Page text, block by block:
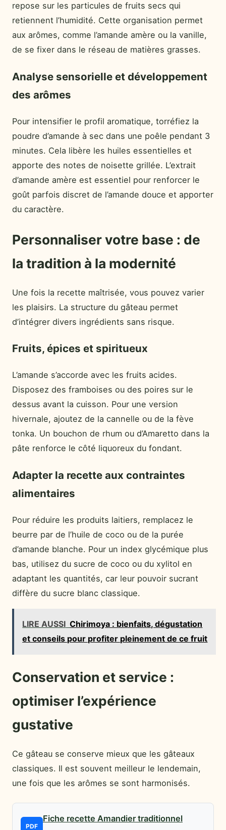
repose sur les particules de fruits secs qui
retiennent l’humidité. Cette organisation permet
aux arômes, comme l’amande amère ou la vanille,
de se fixer dans le réseau de matières grasses.
Analyse sensorielle et développement
des arômes
Pour intensifier le profil aromatique, torréfiez la
poudre d’amande à sec dans une poêle pendant 3
minutes. Cela libère les huiles essentielles et
apporte des notes de noisette grillée. L’extrait
d’amande amère est essentiel pour renforcer le
goût parfois discret de l’amande douce et apporter
du caractère.
Personnaliser votre base : de
la tradition à la modernité
Une fois la recette maîtrisée, vous pouvez varier
les plaisirs. La structure du gâteau permet
d’intégrer divers ingrédients sans risque.
Fruits, épices et spiritueux
L’amande s’accorde avec les fruits acides.
Disposez des framboises ou des poires sur le
dessus avant la cuisson. Pour une version
hivernale, ajoutez de la cannelle ou de la fève
tonka. Un bouchon de rhum ou d’Amaretto dans la
pâte renforce le côté liquoreux du fondant.
Adapter la recette aux contraintes
alimentaires
Pour réduire les produits laitiers, remplacez le
beurre par de l’huile de coco ou de la purée
d’amande blanche. Pour un index glycémique plus
bas, utilisez du sucre de coco ou du xylitol en
adaptant les quantités, car leur pouvoir sucrant
diffère du sucre blanc classique.
LIRE AUSSI Chirimoya : bienfaits, dégustation
et conseils pour profiter pleinement de ce fruit
Conservation et service :
optimiser l’expérience
gustative
Ce gâteau se conserve mieux que les gâteaux
classiques. Il est souvent meilleur le lendemain,
une fois que les arômes se sont harmonisés.
PDF
Fiche recette Amandier traditionnel